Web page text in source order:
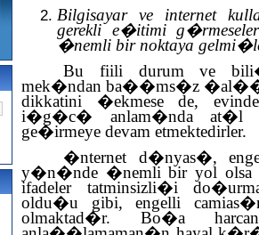
Bilgisayar ve internet
gerekli e�itimi
�nemli bir noktaya
Bu fiili durum ve
mek�ndan ba��ms�z
dikkatini �ekmese de,
i�g�c� anlam�nda at�l
ge�irmeye devam etmektedirler.
�nternet d�nyas�,
y�n�nde �nemli bir yol
ifadeler tatminsizli�i
oldu�u gibi, engelli
olmaktad�r. Bo�a